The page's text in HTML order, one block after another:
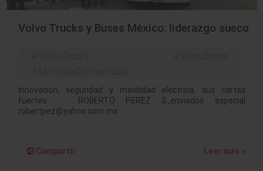
Volvo Trucks y Buses México: liderazgo sueco
Innovación, seguridad y movilidad eléctrica, sus cartas
fuertes ROBERTO PEREZ S.,enviados especial
robertpez@yahoo.com.mx …
Compartir Leer más »